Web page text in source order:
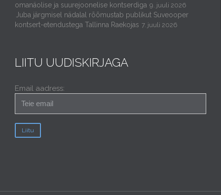
omanäolise ja suurejoonelise kontserdiga 9. juuli 2026
Juba järgmisel nädalal rõõmustab publikut Suveooper
kontsert-etendustega Tallinna Raekojas 7. juuli 2026
LIITU UUDISKIRJAGA
Email aadress: